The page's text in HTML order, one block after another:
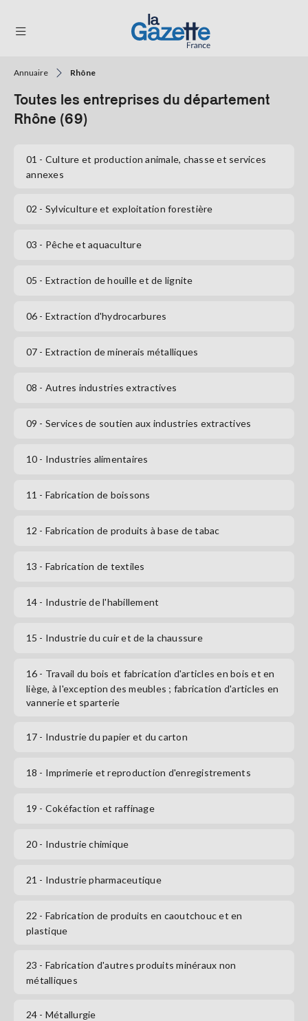
RÉGIONS
TENDANCES
SERVICES
Se
Annuaire Rhône
Toutes les entreprises du département
Rhône (69)
01 - Culture et production animale, chasse et services
annexes
02 - Sylviculture et exploitation forestière
03 - Pêche et aquaculture
05 - Extraction de houille et de lignite
06 - Extraction d'hydrocarbures
07 - Extraction de minerais métalliques
08 - Autres industries extractives
09 - Services de soutien aux industries extractives
10 - Industries alimentaires
11 - Fabrication de boissons
12 - Fabrication de produits à base de tabac
13 - Fabrication de textiles
14 - Industrie de l'habillement
15 - Industrie du cuir et de la chaussure
16 - Travail du bois et fabrication d'articles en bois et en
liège, à l'exception des meubles ; fabrication d'articles en
vannerie et sparterie
17 - Industrie du papier et du carton
18 - Imprimerie et reproduction d'enregistrements
19 - Cokéfaction et raffinage
20 - Industrie chimique
21 - Industrie pharmaceutique
22 - Fabrication de produits en caoutchouc et en
plastique
23 - Fabrication d'autres produits minéraux non
métalliques
24 - Métallurgie